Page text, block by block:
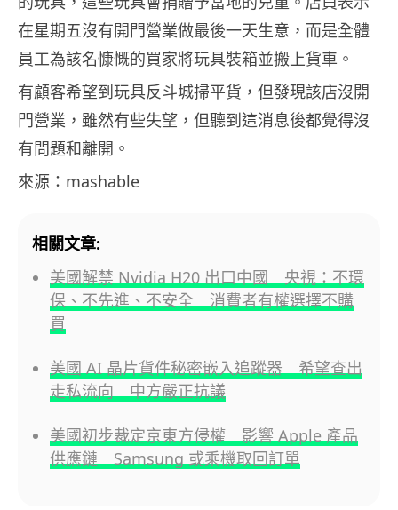
在星期五沒有開門營業做最後一天生意，而是全體
員工為該名慷慨的買家將玩具裝箱並搬上貨車。
有顧客希望到玩具反斗城掃平貨，但發現該店沒開
門營業，雖然有些失望，但聽到這消息後都覺得沒
有問題和離開。
來源：mashable
相關文章:
美國解禁 Nvidia H20 出口中國 央視：不環
保、不先進、不安全 消費者有權選擇不購
買
美國 AI 晶片貨件秘密嵌入追蹤器 希望查出
走私流向 中方嚴正抗議
美國初步裁定京東方侵權 影響 Apple 產品
供應鏈 Samsung 或乘機取回訂單